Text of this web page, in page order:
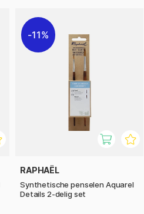
11%
RAPHAËL
Synthetische penselen Aquarel
Details 2-delig set